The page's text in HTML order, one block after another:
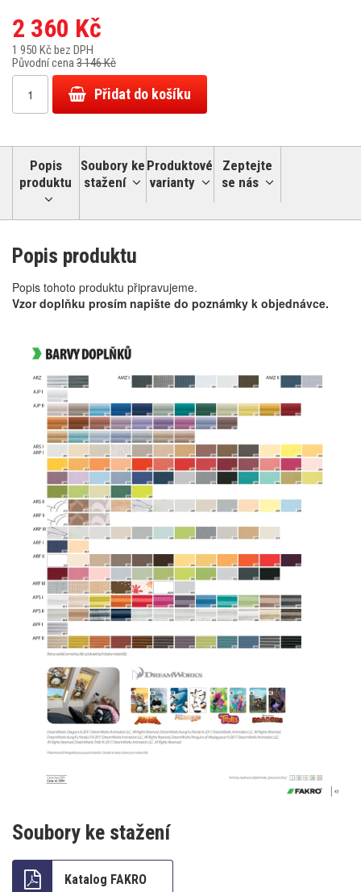
2 360 Kč
1 950 Kč bez DPH
Původní cena3 146 Kč
Přidat do košíku
Popis
produktu
Soubory ke
stažení
Produktové
varianty
Zeptejte
se nás
Popis produktu
Popis tohoto produktu připravujeme.
Vzor doplňku prosím napište do poznámky k objednávce.
Soubory ke stažení
Katalog FAKRO